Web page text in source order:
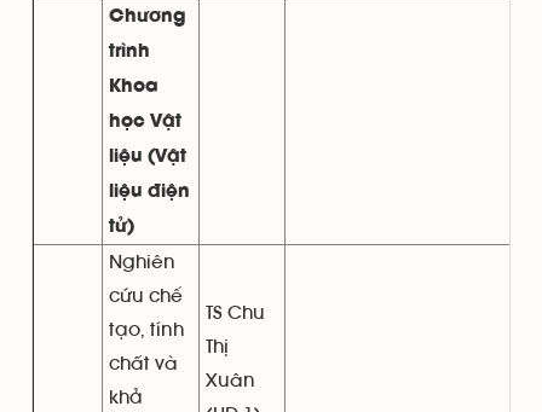
Chương
trình
Khoa
học Vật
liệu (Vật
liệu điện
tử)
Nghiên
cứu chế
tạo, tính
chất và
khả
TS Chu
Thị
Xuân